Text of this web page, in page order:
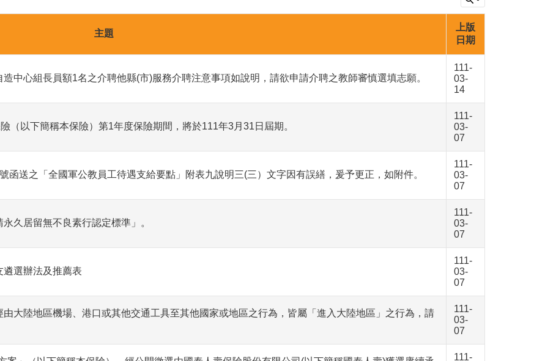
主題
上版
日期
中心組長員額1名之介聘他縣(市)服務介聘注意事項如說明，請欲申請介聘之教師審慎選填志願。
111-
03-
14
（以下簡稱本保險）第1年度保險期間，將於111年3月31日屆期。
111-
03-
07
送之「全國軍公教員工待遇支給要點」附表九說明三(三）文字因有誤繕，爰予更正，如附件。
111-
03-
07
久居留無不良素行認定標準」。
111-
03-
07
選辦法及推薦表
111-
03-
07
大陸地區機場、港口或其他交通工具至其他國家或地區之行為，皆屬「進入大陸地區」之行為，請
111-
03-
07
111-